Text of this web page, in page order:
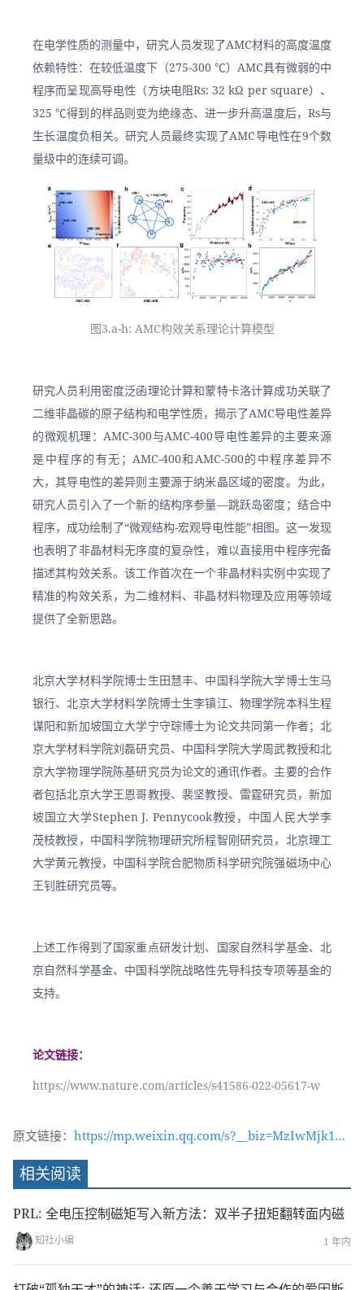
在电学性质的测量中，研究人员发现了AMC材料的高度温度
依赖特性：在较低温度下（275-300 ℃）AMC具有微弱的中
程序而呈现高导电性（方块电阻Rs: 32 kΩ per square）、
325 ℃得到的样品则变为绝缘态、进一步升高温度后，Rs与
生长温度负相关。研究人员最终实现了AMC导电性在9个数
量级中的连续可调。
图3.a-h: AMC构效关系理论计算模型
研究人员利用密度泛函理论计算和蒙特卡洛计算成功关联了
二维非晶碳的原子结构和电学性质，揭示了AMC导电性差异
的微观机理：AMC-300与AMC-400导电性差异的主要来源
是中程序的有无；AMC-400和AMC-500的中程序差异不
大，其导电性的差异则主要源于纳米晶区域的密度。为此，
研究人员引入了一个新的结构序参量—跳跃岛密度；结合中
程序，成功绘制了“微观结构-宏观导电性能”相图。这一发现
也表明了非晶材料无序度的复杂性，难以直接用中程序完备
描述其构效关系。该工作首次在一个非晶材料实例中实现了
精准的构效关系，为二维材料、非晶材料物理及应用等领域
提供了全新思路。
北京大学材料学院博士生田慧丰、中国科学院大学博士生马
银行、北京大学材料学院博士生李镇江、物理学院本科生程
谋阳和新加坡国立大学宁守琮博士为论文共同第一作者；北
京大学材料学院刘磊研究员、中国科学院大学周武教授和北
京大学物理学院陈基研究员为论文的通讯作者。主要的合作
者包括北京大学王恩哥教授、裴坚教授、雷霆研究员，新加
坡国立大学Stephen J. Pennycook教授，中国人民大学李
茂枝教授，中国科学院物理研究所程智刚研究员，北京理工
大学黄元教授，中国科学院合肥物质科学研究院强磁场中心
王钊胜研究员等。
上述工作得到了国家重点研发计划、国家自然科学基金、北
京自然科学基金、中国科学院战略性先导科技专项等基金的
支持。
论文链接：
https://www.nature.com/articles/s41586-022-05617-w
原文链接： https://mp.weixin.qq.com/s?__biz=MzIwMjk1OT
c2MA==&mid=2247537252&idx=1&sn=4891b3e3
e4b0535936a1eb555eefabe3&chksm=96d4ac9ba1
03fc053d97d1ca16f5d6a224&token=1058020187&
相关阅读
PRL: 全电压控制磁矩写入新方法：双半子扭矩翻转面内磁
知社小编 1 年内